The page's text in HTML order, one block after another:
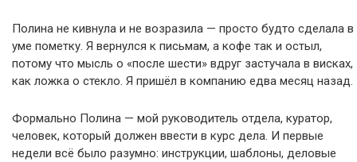
Полина не кивнула и не возразила — просто будто сделала в
уме пометку. Я вернулся к письмам, а кофе так и остыл,
потому что мысль о «после шести» вдруг застучала в висках,
как ложка о стекло. Я пришёл в компанию едва месяц назад.
Формально Полина — мой руководитель отдела, куратор,
человек, который должен ввести в курс дела. И первые
недели всё было разумно: инструкции, шаблоны, деловые